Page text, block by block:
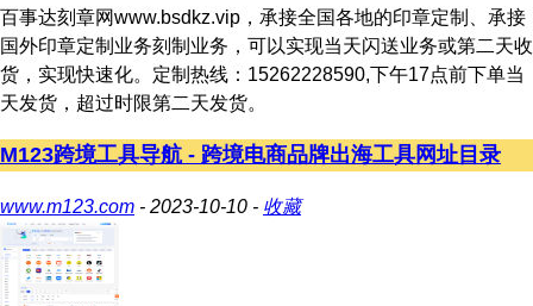
百事达刻章网www.bsdkz.vip，承接全国各地的印章定制、承接
国外印章定制业务刻制业务，可以实现当天闪送业务或第二天收
货，实现快速化。定制热线：15262228590,下午17点前下单当
天发货，超过时限第二天发货。
M123跨境工具导航 - 跨境电商品牌出海工具网址目录
www.m123.com - 2023-10-10 - 收藏